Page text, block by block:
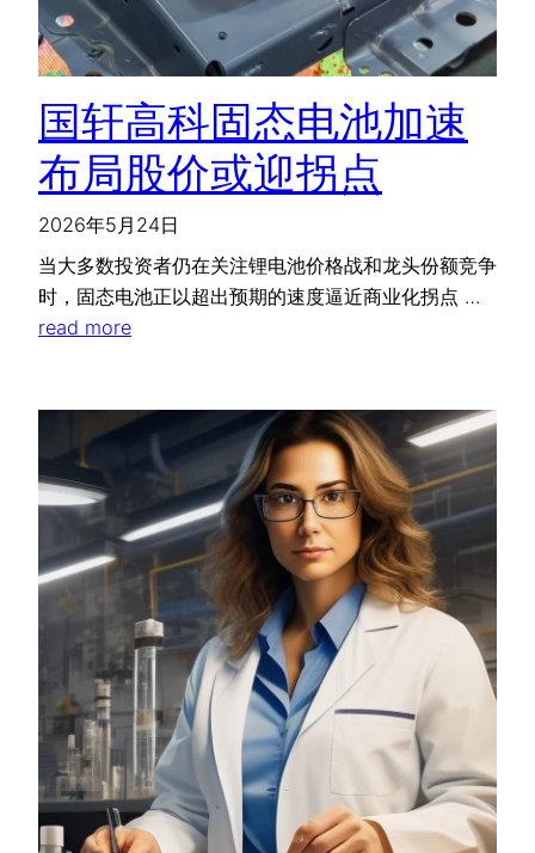
国轩高科固态电池加速
布局股价或迎拐点
2026年5月24日
当大多数投资者仍在关注锂电池价格战和龙头份额竞争
时，固态电池正以超出预期的速度逼近商业化拐点 …
read more